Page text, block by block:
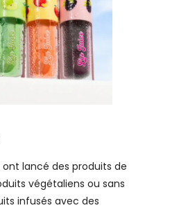
lancé des produits de
végétaliens ou sans
infusés avec des